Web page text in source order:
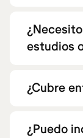
estudios
¿Cubre
¿Puedo